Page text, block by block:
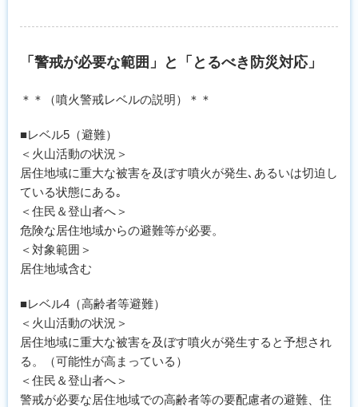
「警戒が必要な範囲」と「とるべき防災対応」
＊＊（噴火警戒レベルの説明）＊＊
■レベル5（避難）
＜火山活動の状況＞
居住地域に重大な被害を及ぼす噴火が発生､あるいは切迫し
ている状態にある｡
＜住民＆登山者へ＞
危険な居住地域からの避難等が必要。
＜対象範囲＞
居住地域含む
■レベル4（高齢者等避難）
＜火山活動の状況＞
居住地域に重大な被害を及ぼす噴火が発生すると予想され
る。（可能性が高まっている）
＜住民＆登山者へ＞
警戒が必要な居住地域での高齢者等の要配慮者の避難、住